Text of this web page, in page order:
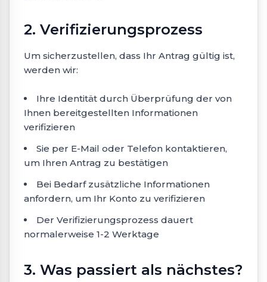
2. Verifizierungsprozess
Um sicherzustellen, dass Ihr Antrag gültig ist,
werden wir:
Ihre Identität durch Überprüfung der von
Ihnen bereitgestellten Informationen
verifizieren
Sie per E-Mail oder Telefon kontaktieren,
um Ihren Antrag zu bestätigen
Bei Bedarf zusätzliche Informationen
anfordern, um Ihr Konto zu verifizieren
Der Verifizierungsprozess dauert
normalerweise 1-2 Werktage
3. Was passiert als nächstes?